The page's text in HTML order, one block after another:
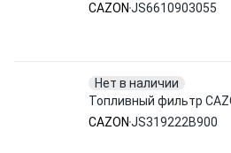
CAZON JS6610903055
Нет в наличии
Топливный фильтр
CAZON JS319222B900